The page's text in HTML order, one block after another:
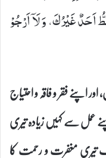
غَیْرُكَ، وَ لَاۤ اَرْجُوْ
اپنے فقر و فاقہ و احتیاج
عمل سے کہیں زیادہ تیری
تیری مغفرت و رحمت کا